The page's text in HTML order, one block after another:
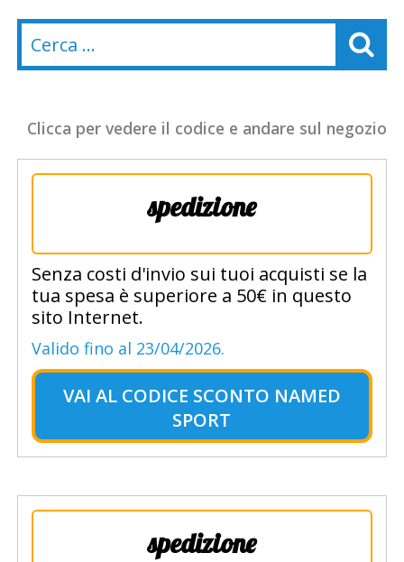
Clicca per vedere il codice e andare sul negozio
spedizione
Senza costi d'invio sui tuoi acquisti se la
tua spesa è superiore a 50€ in questo
sito Internet.
Valido fino al 23/04/2026.
VAI AL CODICE SCONTO NAMED
SPORT
spedizione